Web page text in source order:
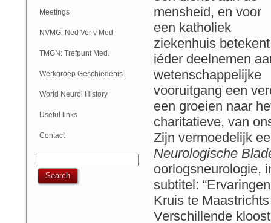
Meetings
NVMG: Ned Ver v Med
Geschiedenis
TMGN: Trefpunt Med.
Geschiedenis
Werkgroep Geschiedenis
NVN
World Neurol History
Column
Useful links
Contact
mensheid, en voor
een katholiek
ziekenhuis betekent
iéder deelnemen
wetenschappelijke
vooruitgang een
een groeien naar
charitatieve, van
Zijn vermoedelijk
Neurologische
oorlogsneurologie,
subtitel:
Kruis te
Verschillende